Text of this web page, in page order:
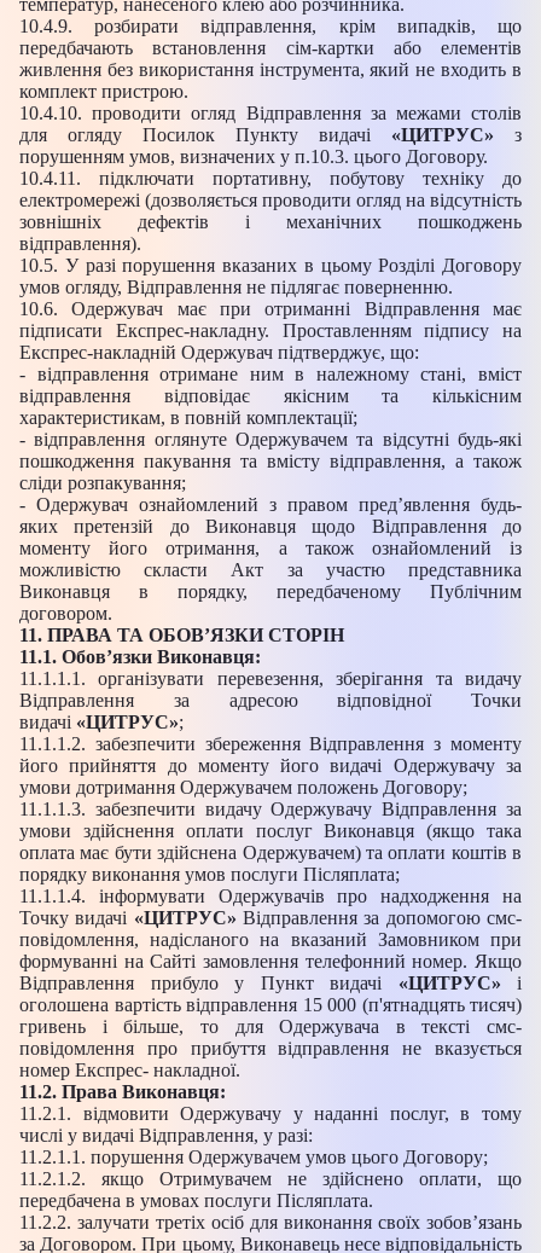
температур, нанесеного клею або розчинника.
10.4.9. розбирати відправлення, крім випадків, що
передбачають встановлення сім-картки або елементів
живлення без використання інструмента, який не входить в
комплект пристрою.
10.4.10. проводити огляд Відправлення за межами столів
для огляду Посилок Пункту видачі
«ЦИТРУС»
з
порушенням умов, визначених у п.10.3. цього Договору.
10.4.11. підключати портативну, побутову техніку до
електромережі (дозволяється проводити огляд на відсутність
зовнішніх дефектів і механічних пошкоджень
відправлення).
10.5. У разі порушення вказаних в цьому Розділі Договору
умов огляду, Відправлення не підлягає поверненню.
10.6. Одержувач має при отриманні Відправлення має
підписати Експрес-накладну. Проставленням підпису на
Експрес-накладній Одержувач підтверджує, що:
- відправлення отримане ним в належному стані, вміст
відправлення відповідає якісним та кількісним
характеристикам, в повній комплектації;
- відправлення оглянуте Одержувачем та відсутні будь-які
пошкодження пакування та вмісту відправлення, а також
сліди розпакування;
- Одержувач ознайомлений з правом пред’явлення будь-
яких претензій до Виконавця щодо Відправлення до
моменту його отримання, а також ознайомлений із
можливістю скласти Акт за участю представника
Виконавця в порядку, передбаченому Публічним
договором.
11. ПРАВА ТА ОБОВ’ЯЗКИ СТОРІН
11.1. Обов’язки Виконавця:
11.1.1.1. організувати перевезення, зберігання та видачу
Відправлення за адресою відповідної Точки
видачі «ЦИТРУС»;
11.1.1.2. забезпечити збереження Відправлення з моменту
його прийняття до моменту його видачі Одержувачу за
умови дотримання Одержувачем положень Договору;
11.1.1.3. забезпечити видачу Одержувачу Відправлення за
умови здійснення оплати послуг Виконавця (якщо така
оплата має бути здійснена Одержувачем) та оплати коштів в
порядку виконання умов послуги Післяплата;
11.1.1.4. інформувати Одержувачів про надходження на
Точку видачі «ЦИТРУС» Відправлення за допомогою смс-
повідомлення, надісланого на вказаний Замовником при
формуванні на Сайті замовлення телефонний номер. Якщо
Відправлення прибуло у Пункт видачі
«ЦИТРУС»
і
оголошена вартість відправлення 15 000 (п'ятнадцять тисяч)
гривень і більше, то для Одержувача в тексті смс-
повідомлення про прибуття відправлення не вказується
номер Експрес- накладної.
11.2. Права Виконавця:
11.2.1. відмовити Одержувачу у наданні послуг, в тому
числі у видачі Відправлення, у разі:
11.2.1.1. порушення Одержувачем умов цього Договору;
11.2.1.2. якщо Отримувачем не здійснено оплати, що
передбачена в умовах послуги Післяплата.
11.2.2. залучати третіх осіб для виконання своїх зобов’язань
за Договором. При цьому, Виконавець несе відповідальність